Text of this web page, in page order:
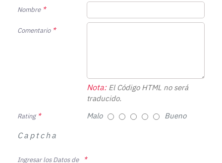
Nombre
Comentario
Nota:El Código HTML no será
traducido.
Rating Malo Bueno
Captcha
Ingresar los Datos de